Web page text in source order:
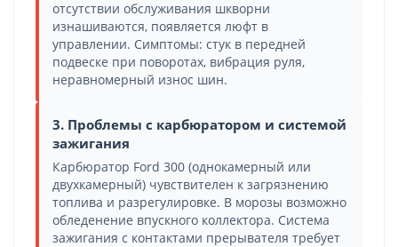
отсутствии обслуживания шкворни
изнашиваются, появляется люфт в
управлении. Симптомы: стук в передней
подвеске при поворотах, вибрация руля,
неравномерный износ шин.
3. Проблемы с карбюратором и системой
зажигания
Карбюратор Ford 300 (однокамерный или
двухкамерный) чувствителен к загрязнению
топлива и разрегулировке. В морозы возможно
обледенение впускного коллектора. Система
зажигания с контактами прерывателя требует